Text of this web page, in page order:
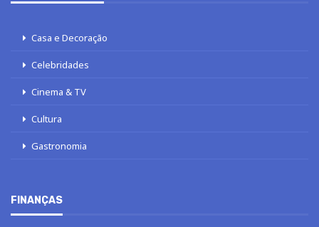
Casa e Decoração
Celebridades
Cinema & TV
Cultura
Gastronomia
FINANÇAS